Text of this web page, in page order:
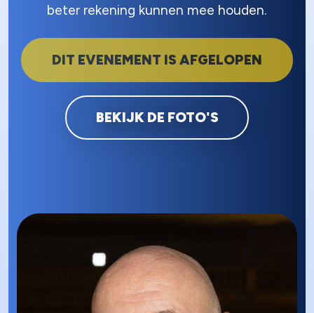
beter rekening kunnen mee houden.
DIT EVENEMENT IS AFGELOPEN
BEKIJK DE FOTO'S